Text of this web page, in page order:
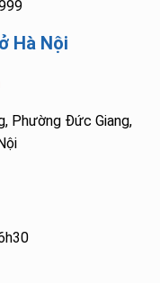
Hà Nội
Phường Đức Giang,